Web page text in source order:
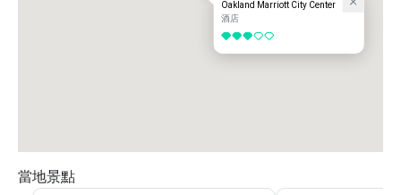
Oakland Marriott City Center
酒店
3/5
當地景點